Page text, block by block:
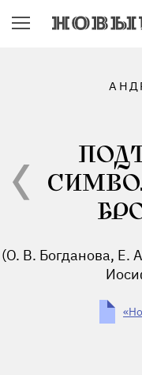
(О. В. Богданова, Е.